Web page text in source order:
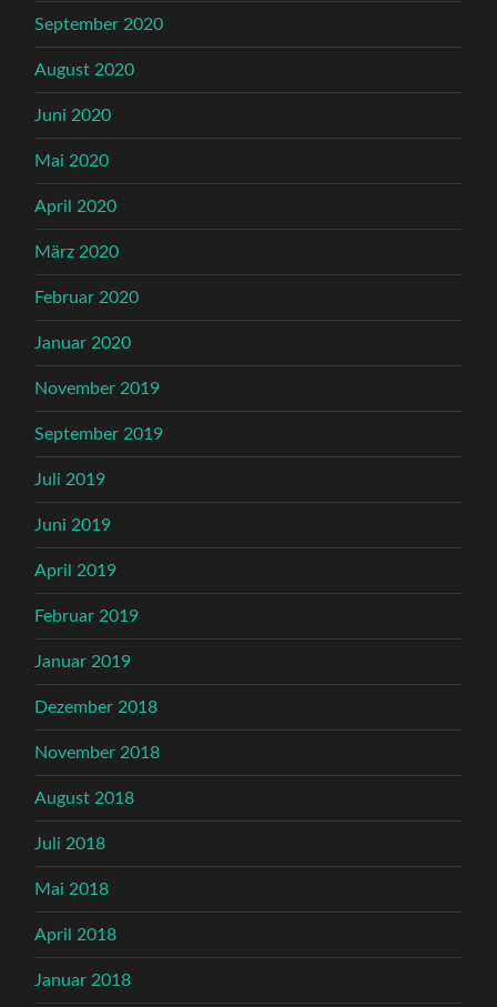
September 2020
August 2020
Juni 2020
Mai 2020
April 2020
März 2020
Februar 2020
Januar 2020
November 2019
September 2019
Juli 2019
Juni 2019
April 2019
Februar 2019
Januar 2019
Dezember 2018
November 2018
August 2018
Juli 2018
Mai 2018
April 2018
Januar 2018